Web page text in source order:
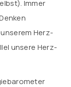
Immer
Herz-
unsere Herz-